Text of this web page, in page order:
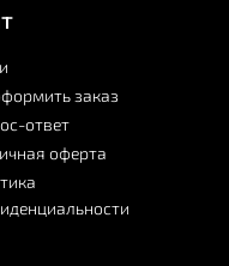
заказ
ответ
оферта